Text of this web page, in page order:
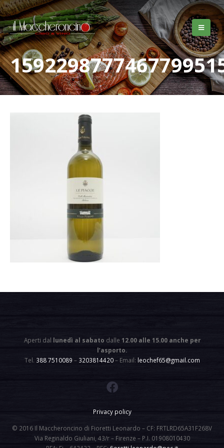
Aperti dal lunedì al sabato dalle 12.00 alle 15.00 anche per
l’asporto.
Tel. 388 7510089 – 3203814420– Email: leochef65@gmail.com
Privacy policy
© 2016 Il Maccheroncino di Fioretti Leonardo – CF: FRTLRD65A31F268V
Via Reginaldo Giuliani, 43/r – Firenze – P.I. 01908010430